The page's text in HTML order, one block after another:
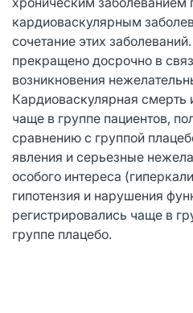
кардиоваскулярным
сочетание этих
прекращено досрочно в
возникновения
Кардиоваскулярная смерть
чаще в группе пациентов,
сравнению с группой
явления и серьезные
особого интереса
гипотензия и нарушения
регистрировались чаще в
группе плацебо.